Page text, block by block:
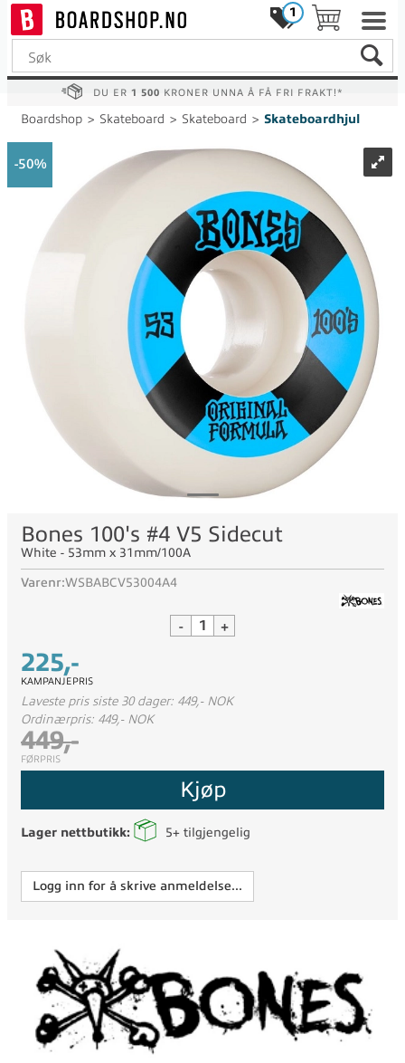
1
DU ER 1 500 KRONER UNNA Å FÅ FRI FRAKT!*
Boardshop>Skateboard >Skateboard >Skateboardhjul
50%
Bones 100's #4 V5 Sidecut
White - 53mm x 31mm/100A
Logg inn for å skrive anmeldelse...
Varenr:WSBABCV53004A4
225,-
KAMPANJEPRIS
Laveste pris siste 30 dager: 449,- NOK
Ordinærpris: 449,- NOK
449,-
FØRPRIS
- +
Kjøp
Lager nettbutikk: 5+ tilgjengelig